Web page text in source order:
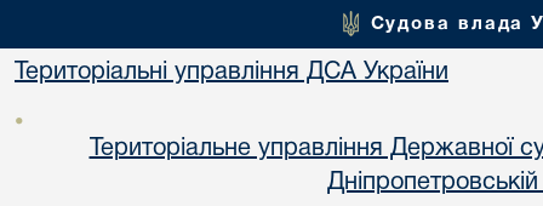
Судова влада
Територіальні управління ДСА України
•
Територіальне управління Державної